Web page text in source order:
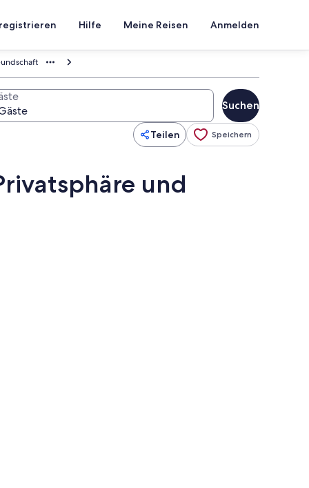
Hilfe Meine Reisen Anmelden
Suchen
Teilen Speichern
und